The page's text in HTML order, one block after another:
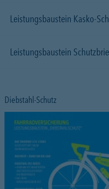
Leistungsbaustein Kasko-
Leistungsbaustein
Diebstahl-Schutz